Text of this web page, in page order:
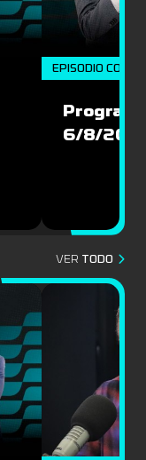
EPISODIO
6/8/
VER TODO